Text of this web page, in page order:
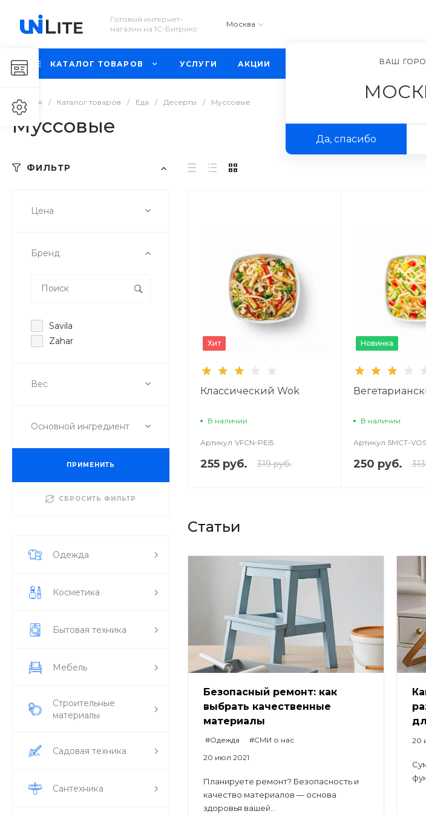
Готовый интернет-
магазин на 1С-Битрикс
Москва
КАТАЛОГ ТОВАРОВ УСЛУГИ АКЦИИ БЛОГ
Главная / Каталог товаров / Еда / Десерты / Муссовые
Муссовые
ФИЛЬТР
Цена
Бренд
Savila
Zahar
Вес
Основной ингредиент
ПРИМЕНИТЬ
СБРОСИТЬ ФИЛЬТР
Одежда
Косметика
Бытовая техника
Мебель
Строительные
материалы
Садовая техника
Сантехника
Хит
Классический Wok
В наличии
Артикул VFCN-PEI5
255 руб. 319 руб.
Новинка
В наличии
Артикул 5MCT-
250 руб.
Статьи
Безопасный ремонт: как
выбрать качественные
материалы
#Одежда
#СМИ о нас
20 июл 2021
Планируете ремонт? Безопасность и
качество материалов — основа
здоровья вашей...
20
ВАШ
Да, спасибо